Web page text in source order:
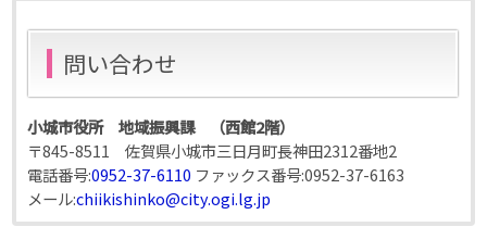
問い合わせ
小城市役所 地域振興課 （西館2階）
〒845-8511 佐賀県小城市三日月町長神田2312番地2
電話番号:0952-37-6110 ファックス番号:0952-37-6163
メール:chiikishinko@city.ogi.lg.jp